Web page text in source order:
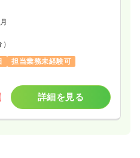
ィテュート社の略称「SSI」と
ー」としてサービスを提供して
局業務などを総合的にサポー
、再生医療など幅広い領域に
は900以上となっています
担当業務未経験可
詳細を見る